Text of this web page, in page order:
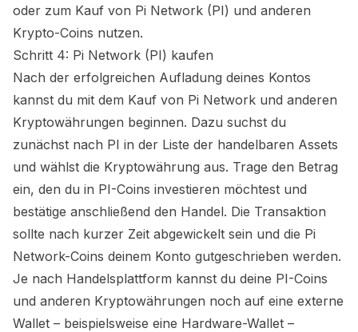
oder zum Kauf von Pi Network (PI) und anderen
Krypto-Coins nutzen.
Schritt 4: Pi Network (PI) kaufen
Nach der erfolgreichen Aufladung deines Kontos
kannst du mit dem Kauf von Pi Network und anderen
Kryptowährungen beginnen. Dazu suchst du
zunächst nach PI in der Liste der handelbaren Assets
und wählst die Kryptowährung aus. Trage den Betrag
ein, den du in PI-Coins investieren möchtest und
bestätige anschließend den Handel. Die Transaktion
sollte nach kurzer Zeit abgewickelt sein und die Pi
Network-Coins deinem Konto gutgeschrieben werden.
Je nach Handelsplattform kannst du deine PI-Coins
und anderen Kryptowährungen noch auf eine externe
Wallet – beispielsweise eine Hardware-Wallet –